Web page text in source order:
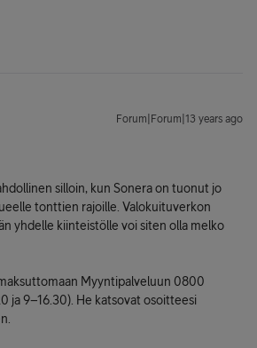
Forum|Forum|13 years ago
silloin, kun Sonera on tuonut jo
tonttien rajoille. Valokuituverkon
yhdelle kiinteistölle voi siten olla melko
Myyntipalveluun 0800
ja 9–16.30). He katsovat osoitteesi